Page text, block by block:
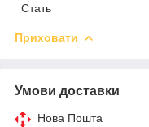
Стать
Приховати
Умови доставки
Нова Пошта